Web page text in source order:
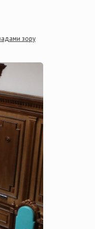
зору
України